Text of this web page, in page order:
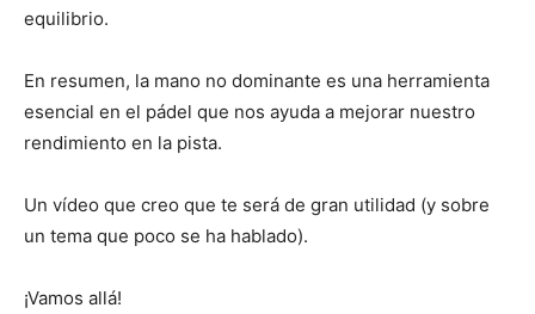
equilibrio.
En resumen, la mano no dominante es una herramienta
esencial en el pádel que nos ayuda a mejorar nuestro
rendimiento en la pista.
Un vídeo que creo que te será de gran utilidad (y sobre
un tema que poco se ha hablado).
¡Vamos allá!